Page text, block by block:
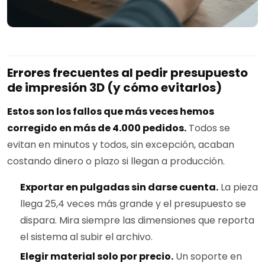
Errores frecuentes al pedir presupuesto
de impresión 3D (y cómo evitarlos)
Estos son los fallos que más veces hemos
corregido en más de 4.000 pedidos. Todos se
evitan en minutos y todos, sin excepción, acaban
costando dinero o plazo si llegan a producción.
Exportar en pulgadas sin darse cuenta. La pieza
llega 25,4 veces más grande y el presupuesto se
dispara. Mira siempre las dimensiones que reporta
el sistema al subir el archivo.
Elegir material solo por precio. Un soporte en